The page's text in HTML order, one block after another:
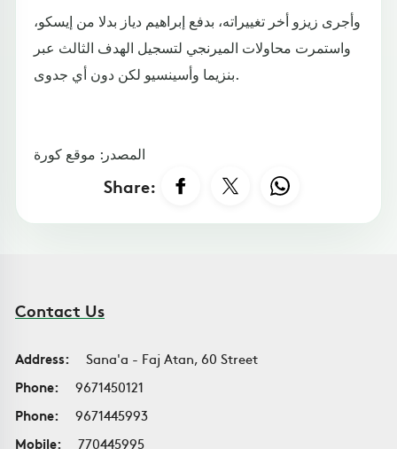
وأجرى زيزو أخر تغييراته، بدفع إبراهيم دياز بدلا من إيسكو،
واستمرت محاولات الميرنجي لتسجيل الهدف الثالث عبر
بنزيما وأسينسيو لكن دون أي جدوى.
المصدر: موقع كورة
Share:
Contact Us
Address:
Sana'a - Faj Atan, 60 Street
Phone:
9671450121
Phone:
9671445993
Mobile:
770445995